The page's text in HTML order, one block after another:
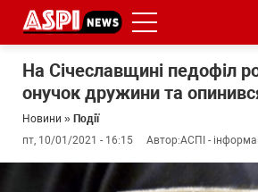
На Січеславщині педофіл
онучок дружини та
Новини » Події
пт, 10/01/2021 - 16:15
Автор:АСПІ -